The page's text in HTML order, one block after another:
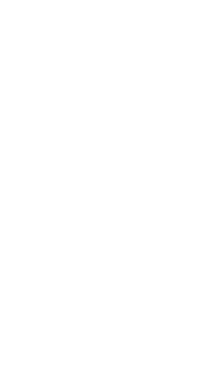
Richard Gere, en
Goya
«matrimonio